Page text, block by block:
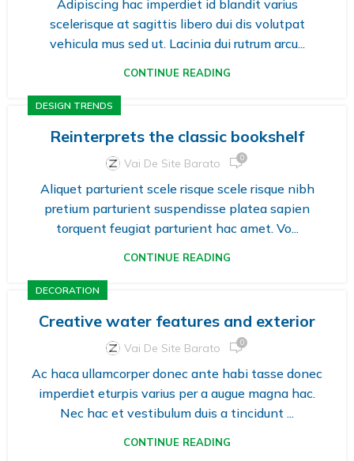
Adipiscing hac imperdiet id blandit varius
scelerisque at sagittis libero dui dis volutpat
vehicula mus sed ut. Lacinia dui rutrum arcu...
CONTINUE READING
DESIGN TRENDS
Reinterprets the classic bookshelf
Vai De Site Barato 0
Aliquet parturient scele risque scele risque nibh
pretium parturient suspendisse platea sapien
torquent feugiat parturient hac amet. Vo...
CONTINUE READING
DECORATION
Creative water features and exterior
Vai De Site Barato 0
Ac haca ullamcorper donec ante habi tasse donec
imperdiet eturpis varius per a augue magna hac.
Nec hac et vestibulum duis a tincidunt ...
CONTINUE READING